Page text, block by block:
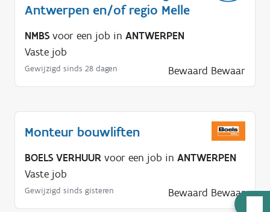
Antwerpen en/of regio Melle
NMBS voor een job in ANTWERPEN
Vaste job
Gewijzigd sinds 28 dagen Bewaard Bewaar
Monteur bouwliften
BOELS VERHUUR voor een job in ANTWERPEN
Vaste job
Gewijzigd sinds gisteren Bewaard Bewaar